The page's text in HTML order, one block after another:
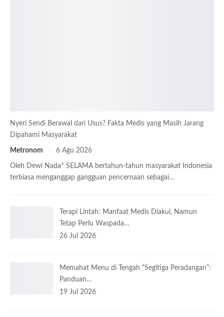
Nyeri Sendi Berawal dari Usus? Fakta Medis yang Masih Jarang
Dipahami Masyarakat
Metronom 6 Agu 2026
Oleh Dewi Nada* SELAMA bertahun-tahun masyarakat Indonesia
terbiasa menganggap gangguan pencernaan sebagai…
Terapi Lintah: Manfaat Medis Diakui, Namun
Tetap Perlu Waspada…
26 Jul 2026
Memahat Menu di Tengah “Segitiga Peradangan”:
Panduan…
19 Jul 2026